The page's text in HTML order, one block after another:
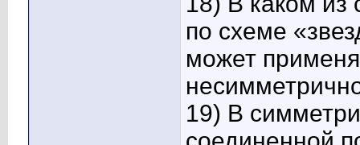
по схеме
может
19) В